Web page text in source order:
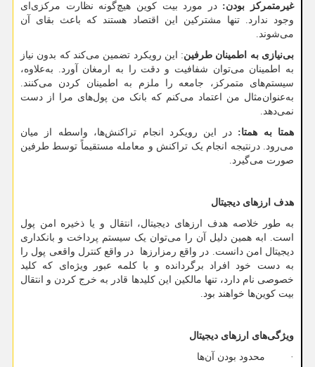
غیرمتمرکز بودن: در مورد بیت کوین هیچ‌گونه نظارت مرکزی‌ای
وجود ندارد. تنها مشترکین این اقتصاد هستند که باعث بقای آن
می‌شوند.
بی‌نیازی به اطمینان طرفین: این رویکرد تضمین می‌کند که بدون نیاز
به اطمینان می‌توان شفافیت و دقت را به ارمغان آورد. به‌علاوه،
سیستم‌های متمرکز، جامعه را ملزم به اطمینان کردن می‌کنند.
به‌عنوان‌مثال من اعتماد می‌کنم که بانک من پول‌های مرا از دست
نمی‌دهد.
همتا به همتا: در این رویکرد انجام تراکنش‌ها، واسطه از میان
می‌رود. درنتیجه انجام یک تراکنش و معامله مستقیماً توسط طرفین
صورت می‌گیرد.
هدف ارزهای دیجیتال
به طور خلاصه هدف ارزهای دیجیتال، انتقال و یا ذخیره امن پول
است. ابه همین دلیل آن را می‌توان یک سیستم پرداخت و بانکداری
دیجیتال امن دانست. در واقع رمزارزها در واقع کنترل واقعی پول را
به دست خود افراد برگردانده و با کلمه عبور ویژه‌ای که کلید
خصوصی نام دارد، تنها مالکین این کلیدها قادر به خرج کردن و انتقال
بیت کوین‌ها خواهند بود.
ویژگی‌های ارزهای دیجیتال
· محدود بودن آن‌ها